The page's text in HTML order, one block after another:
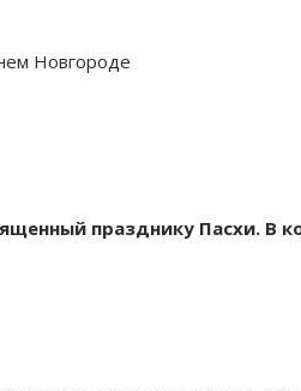
Новгороде
празднику Пасхи. В